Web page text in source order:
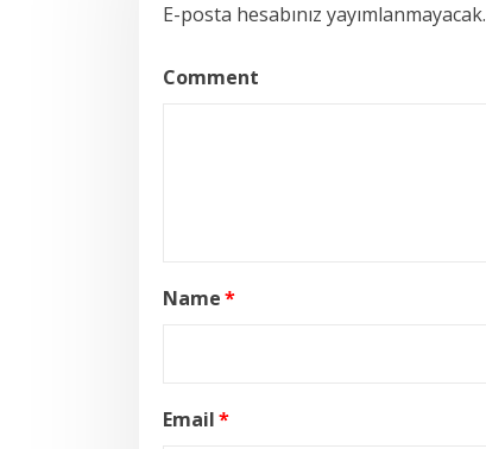
E-posta hesabınız yayımlanmayacak.
Comment
Name*
Email*